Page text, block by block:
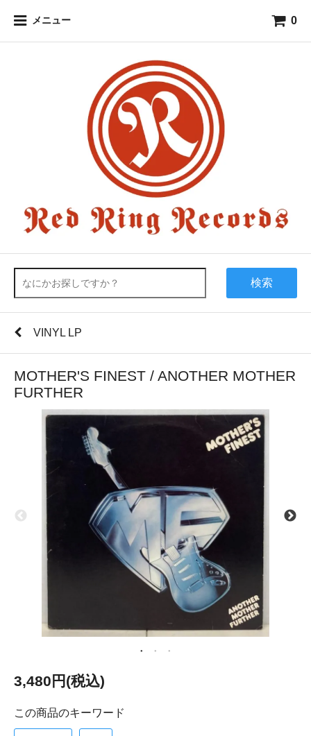
メニュー 0
検索
VINYL LP
MOTHER'S FINEST / ANOTHER MOTHER
FURTHER
3,480円(税込)
この商品のキーワード